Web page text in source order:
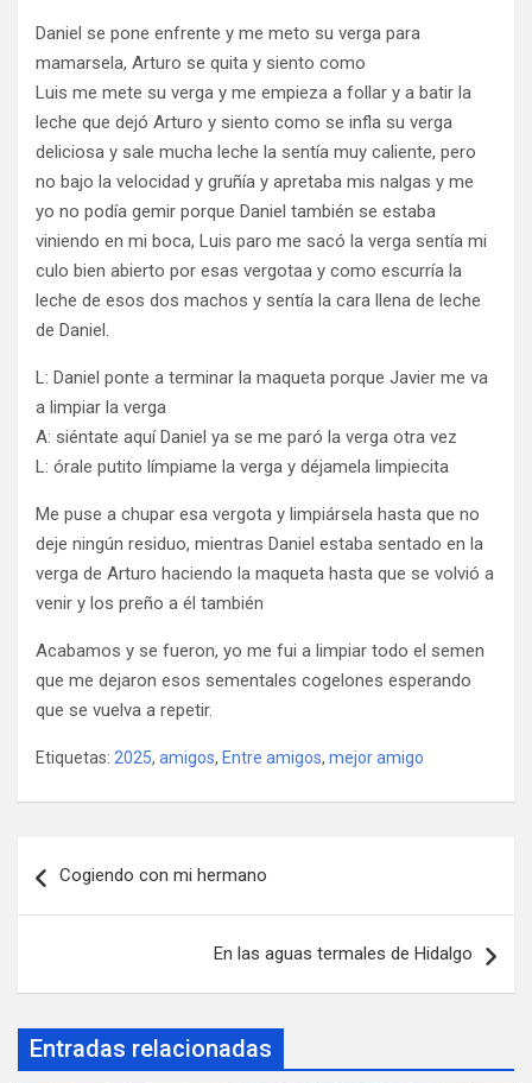
Daniel se pone enfrente y me meto su verga para
mamarsela, Arturo se quita y siento como
Luis me mete su verga y me empieza a follar y a batir la
leche que dejó Arturo y siento como se infla su verga
deliciosa y sale mucha leche la sentía muy caliente, pero
no bajo la velocidad y gruñía y apretaba mis nalgas y me
yo no podía gemir porque Daniel también se estaba
viniendo en mi boca, Luis paro me sacó la verga sentía mi
culo bien abierto por esas vergotaa y como escurría la
leche de esos dos machos y sentía la cara llena de leche
de Daniel.
L: Daniel ponte a terminar la maqueta porque Javier me va
a limpiar la verga
A: siéntate aquí Daniel ya se me paró la verga otra vez
L: órale putito límpiame la verga y déjamela limpiecita
Me puse a chupar esa vergota y limpiársela hasta que no
deje ningún residuo, mientras Daniel estaba sentado en la
verga de Arturo haciendo la maqueta hasta que se volvió a
venir y los preño a él también
Acabamos y se fueron, yo me fui a limpiar todo el semen
que me dejaron esos sementales cogelones esperando
que se vuelva a repetir.
Etiquetas: 2025, amigos, Entre amigos, mejor amigo
de
Cogiendo con mi hermano
En las aguas termales de Hidalgo
Entradas relacionadas